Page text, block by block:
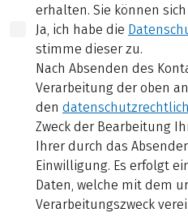
erhalten. Sie können
Ja, ich habe die
stimme dieser zu.
Nach Absenden des
Verarbeitung der oben
den
Zweck der Bearbeitung
Ihrer durch das
Einwilligung. Es erfolgt
Daten, welche mit dem
Verarbeitungszweck